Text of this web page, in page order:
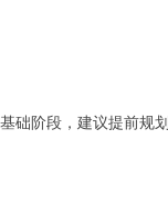
础阶段，建议提前规划